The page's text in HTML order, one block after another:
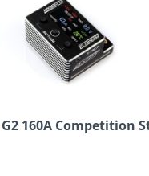
160A Competition